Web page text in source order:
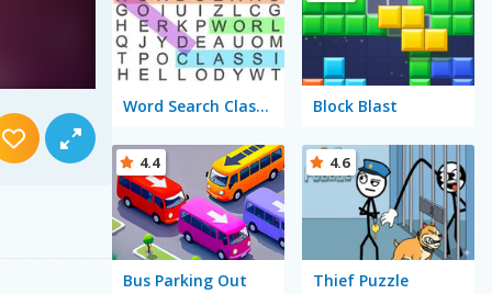
Word Search Classic Block Blast
Bus Parking Out
4.4
Thief Puzzle
4.6